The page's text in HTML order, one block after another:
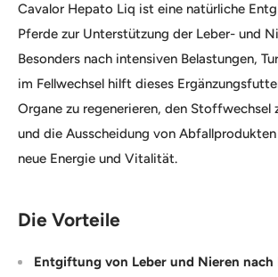
Cavalor Hepato Liq ist eine natürliche
Pferde zur Unterstützung der Leber- und
Besonders nach intensiven Belastungen,
im Fellwechsel hilft dieses
Organe zu regenerieren, den Stoffwechsel
und die Ausscheidung von
neue Energie und Vitalität.
Die Vorteile
Entgiftung von Leber und Nieren nach